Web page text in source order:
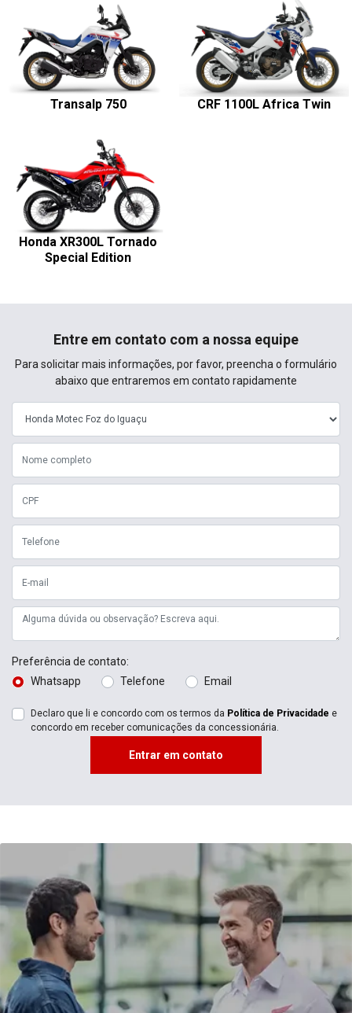
Entre em contato com a nossa equipe
Para solicitar mais informações, por favor, preencha o formulário
abaixo que entraremos em contato rapidamente
Preferência de contato:
Declaro que li e concordo com os termos daPolítica de Privacidade
concordo em receber comunicações da concessionária.
Entrar em contato
Seja com um financiamento, consórcio ou seguro, na Honda
Motec, temos o que você precisa para realizar seu sonho.
Saiba mais